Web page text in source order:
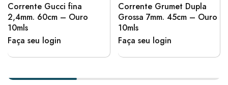
Corrente Gucci fina
2,4mm. 60cm – Ouro
10mls
Faça seu login
Corrente Grumet Dupla
Grossa 7mm. 45cm – Ouro
10mls
Faça seu login